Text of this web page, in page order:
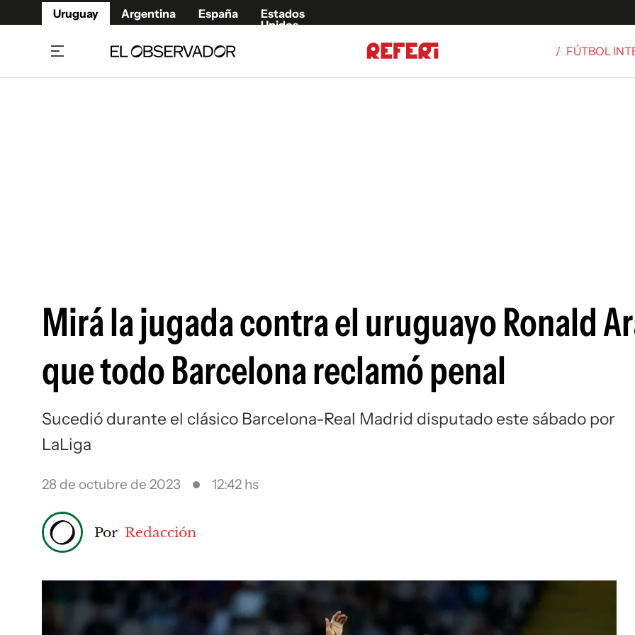
Uruguay Argentina España
Estados
Unidos
/ FÚTBOL
Mirá la jugada contra el uruguayo Ronald
que todo Barcelona reclamó penal
Sucedió durante el clásico Barcelona-Real Madrid disputado este sábado por
LaLiga
28 de octubre de 2023 12:42 hs
Por Redacción